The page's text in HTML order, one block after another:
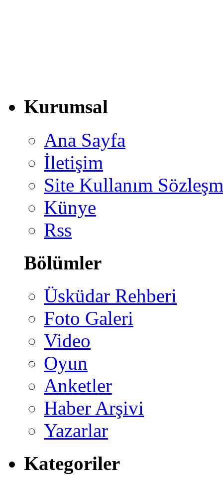
Kurumsal
Ana Sayfa
İletişim
Site Kullanım
Künye
Rss
Bölümler
Üsküdar Rehberi
Foto Galeri
Video
Oyun
Anketler
Haber Arşivi
Yazarlar
Kategoriler